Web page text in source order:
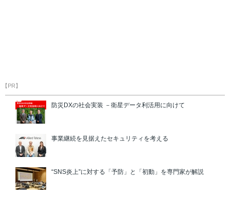
【PR】
防災DXの社会実装 －衛星データ利活用に向けて
事業継続を見据えたセキュリティを考える
“SNS炎上”に対する「予防」と「初動」を専門家が解説